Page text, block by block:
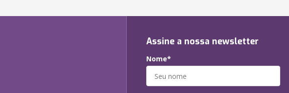
Assine a nossa newsletter
Nome*